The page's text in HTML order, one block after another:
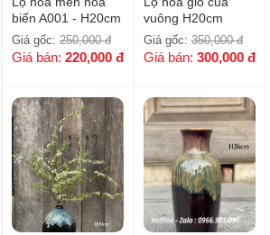
biến A001 - H20cm
Giá gốc:250,000 đ
Giá bán: 220,000 đ
vuông H20cm
Giá gốc:350,000 đ
Giá bán: 300,000 đ